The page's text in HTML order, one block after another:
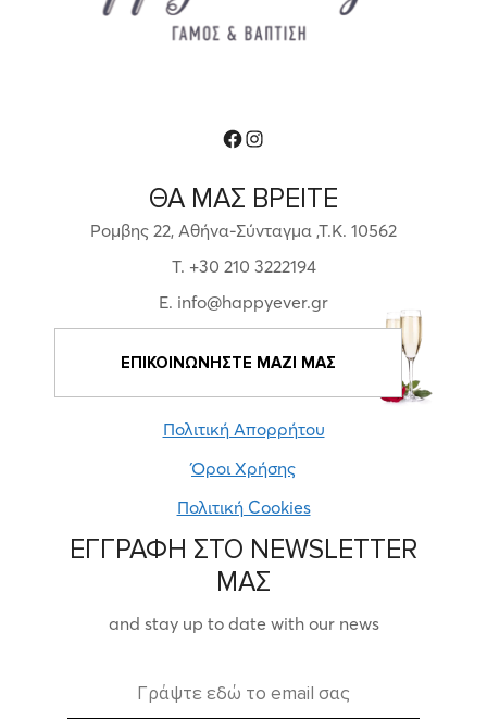
ΘΑ ΜΑΣ ΒΡΕΙΤΕ
Ρομβης 22, Αθήνα-Σύνταγμα ,Τ.Κ. 10562
T. +30 210 3222194
E. info@happyever.gr
ΕΠΙΚΟΙΝΩΝΗΣΤΕ ΜΑΖΙ ΜΑΣ
Πολιτική Απορρήτου
Όροι Χρήσης
Πολιτική Cookies
Facebook
Instagram
ΕΓΓΡΑΦΗ ΣΤΟ NEWSLETTER
ΜΑΣ
and stay up to date with our news